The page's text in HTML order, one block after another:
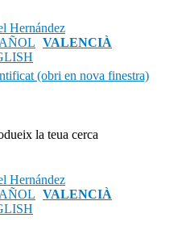
VALENCIÀ
(obri en nova finestra)
la teua cerca
VALENCIÀ